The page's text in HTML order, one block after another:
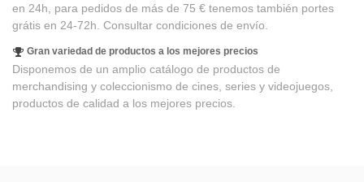
en 24h, para pedidos de más de 75 € tenemos también portes
grátis en 24-72h. Consultar condiciones de envío.
Gran variedad de productos a los mejores precios
Disponemos de un amplio catálogo de productos de
merchandising y coleccionismo de cines, series y videojuegos,
productos de calidad a los mejores precios.